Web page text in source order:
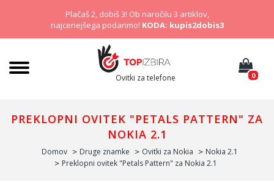
Plačaš 2, dobiš 3! Ob naročilu 3 artiklov,
najcenejšega podarimo! KODA: kupis2dobis3
Ovitki za telefone 0
PREKLOPNI OVITEK "PETALS PATTERN" ZA
NOKIA 2.1
Domov Druge znamke Ovitki za Nokia
Nokia 2.1
Preklopni ovitek "Petals Pattern" za Nokia 2.1